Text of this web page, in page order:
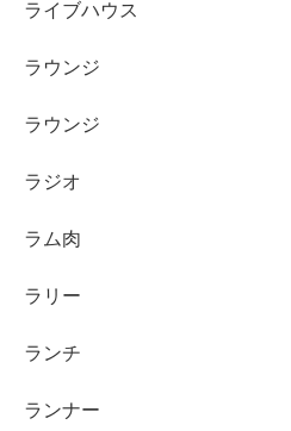
ライブハウス
ラウンジ
ラウンジ
ラジオ
ラム肉
ラリー
ランチ
ランナー